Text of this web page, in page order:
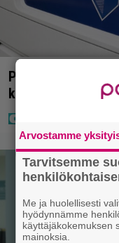
Poliisilla
kauan kestää
Arvostamme
Tarvitsemme
Me ja huolellisesti
hyödynnämme
käyttäjäkokemuksen
mainoksia.